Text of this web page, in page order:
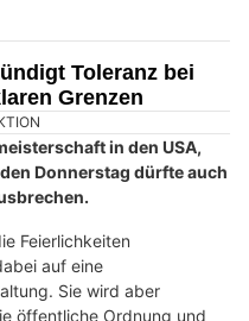
und Alarmanlagen